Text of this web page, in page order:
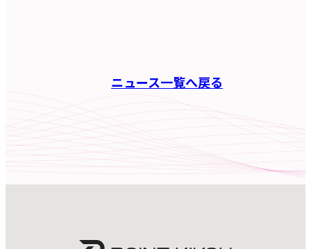
ニュース一覧へ戻る